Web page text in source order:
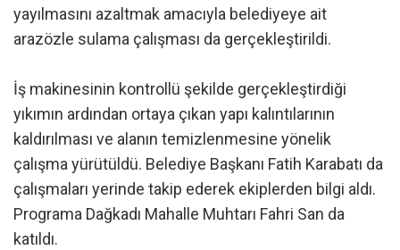
yayılmasını azaltmak amacıyla belediyeye ait
arazözle sulama çalışması da gerçekleştirildi.
İş makinesinin kontrollü şekilde gerçekleştirdiği
yıkımın ardından ortaya çıkan yapı kalıntılarının
kaldırılması ve alanın temizlenmesine yönelik
çalışma yürütüldü. Belediye Başkanı Fatih Karabatı da
çalışmaları yerinde takip ederek ekiplerden bilgi aldı.
Programa Dağkadı Mahalle Muhtarı Fahri San da
katıldı.